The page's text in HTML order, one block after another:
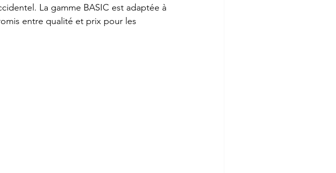
La gamme BASIC est adaptée à
entre qualité et prix pour les